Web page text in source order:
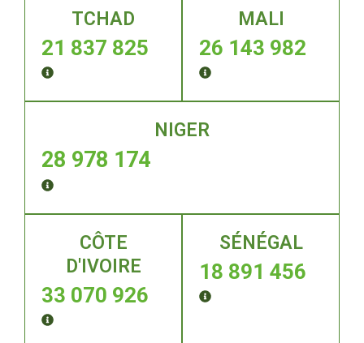
TCHAD
21 837 825
MALI
26 143 982
NIGER
28 978 174
CÔTE
D'IVOIRE
33 070 926
SÉNÉGAL
18 891 456